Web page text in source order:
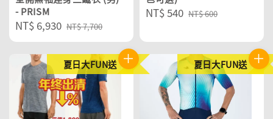
- PRISM
Sale
price
NT$ 6,930 Regular
price
NT$ 7,700
Sale
NT$ 540 Regular
NT$ 600
夏日大FUN送 夏日大FUN送